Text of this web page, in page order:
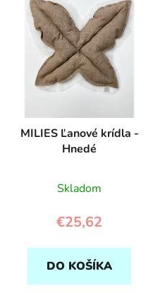
MILIES Ľanové krídla -
Hnedé
Skladom
€25,62
DO KOŠÍKA